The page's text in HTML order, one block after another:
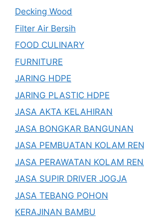
Decking Wood
Filter Air Bersih
FOOD CULINARY
FURNITURE
JARING HDPE
JARING PLASTIC HDPE
JASA AKTA KELAHIRAN
JASA BONGKAR BANGUNAN
JASA PEMBUATAN KOLAM
JASA PERAWATAN KOLAM
JASA SUPIR DRIVER JOGJA
JASA TEBANG POHON
KERAJINAN BAMBU